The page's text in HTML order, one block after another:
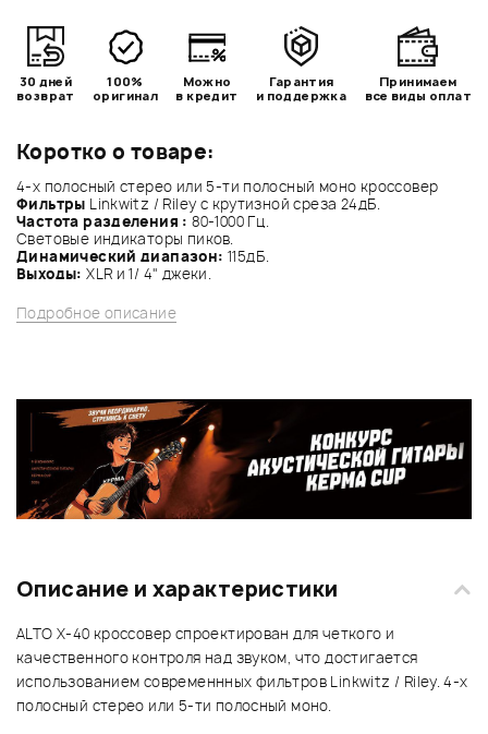
Коротко о товаре:
4-x полосный стерео или 5-ти полосный моно кроссовер
Фильтры Linkwitz / Riley с крутизной среза 24дБ.
Частота разделения : 80-1000 Гц.
Световые индикаторы пиков.
Динамический диапазон: 115дБ.
Выходы: XLR и 1/ 4" джеки.
Подробное описание
30 дней
возврат
100%
оригинал
Можно
в кредит
Гарантия
и поддержка
Принимаем
все виды оплат
Описание и характеристики
ALTO X-40 кроссовер спроектирован для четкого и
качественного контроля над звуком, что достигается
использованием современнных фильтров Linkwitz / Riley. 4-x
полосный стерео или 5-ти полосный моно.